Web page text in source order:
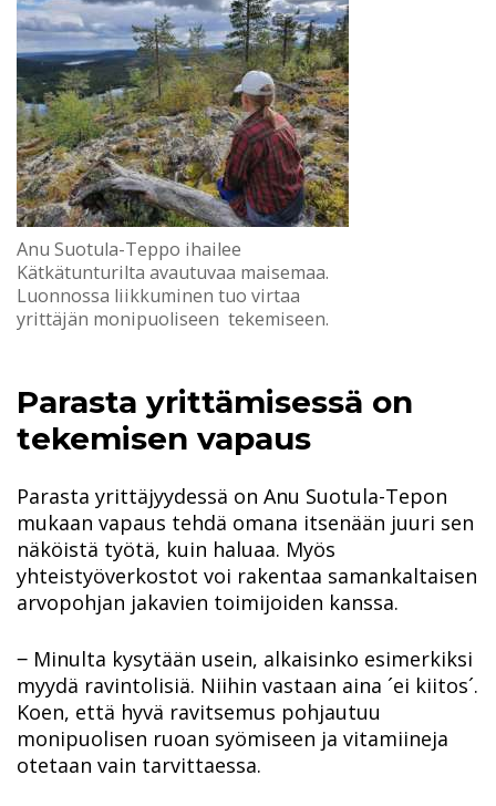
Anu Suotula-Teppo ihailee
Kätkätunturilta avautuvaa maisemaa.
Luonnossa liikkuminen tuo virtaa
yrittäjän monipuoliseen tekemiseen.
Parasta yrittämisessä on
tekemisen vapaus
Parasta yrittäjyydessä on Anu Suotula-Tepon
mukaan vapaus tehdä omana itsenään juuri sen
näköistä työtä, kuin haluaa. Myös
yhteistyöverkostot voi rakentaa samankaltaisen
arvopohjan jakavien toimijoiden kanssa.
‒ Minulta kysytään usein, alkaisinko esimerkiksi
myydä ravintolisiä. Niihin vastaan aina ´ei kiitos´.
Koen, että hyvä ravitsemus pohjautuu
monipuolisen ruoan syömiseen ja vitamiineja
otetaan vain tarvittaessa.